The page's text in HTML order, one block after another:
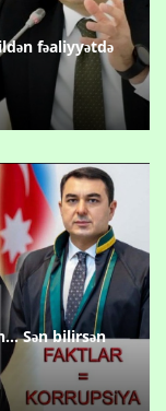
fəaliyyətdə
Sən bilirsən